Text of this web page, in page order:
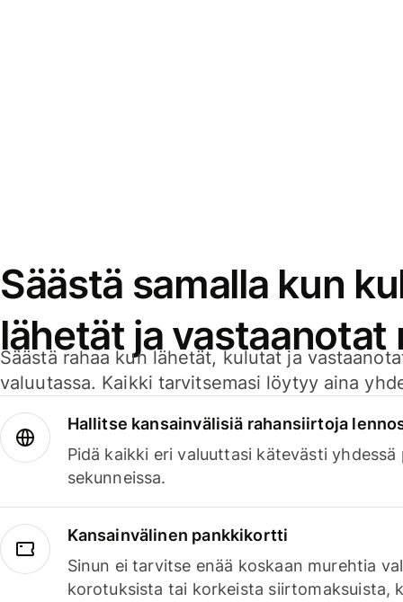
Säästä samalla kun
lähetät ja vastaanotat
Säästä rahaa kun lähetät, kulutat ja
valuutassa. Kaikki tarvitsemasi löytyy aina
Hallitse kansainvälisiä rahansiirtoja
Pidä kaikki eri valuuttasi kätevästi yhdessä
sekunneissa.
Kansainvälinen pankkikortti
Sinun ei tarvitse enää koskaan murehtia
korotuksista tai korkeista siirtomaksuista,